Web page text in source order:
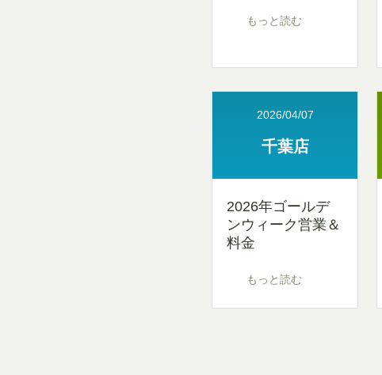
もっと読む
千葉店
2026/04/07
2026年ゴールデ
ンウィーク営業＆
料金
もっと読む